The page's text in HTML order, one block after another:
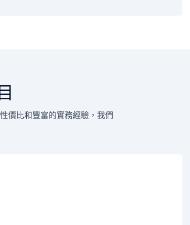
價比和豐富的實務經驗，我們